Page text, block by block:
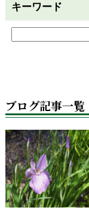
キーワード
ブログ記事一覧